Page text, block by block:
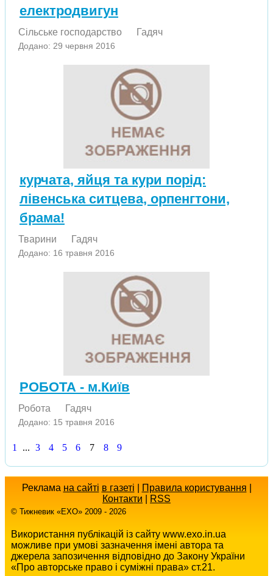
електродвигун
Сільське господарство Гадяч
Додано: 29 червня 2016
курчата, яйця та кури порід:
лівенська ситцева, орпенгтони,
брама!
Тварини Гадяч
Додано: 16 травня 2016
РОБОТА - м.Київ
Робота Гадяч
Додано: 15 травня 2016
1 ... 3 4 5 6 7 8 9
Реклама на сайті в газеті Правила користування
Контакти
RSS
© Тижневик «EХO» 2009 - 2026
Використання публікацій із сайту www.exo.in.ua
можливе при умові зазначення імені автора та
джерела запозичення відповідно до Закону України
«Про авторське право і суміжні права» ст.21.